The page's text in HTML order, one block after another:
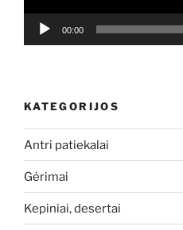
00:00
KATEGORIJOS
Antri patiekalai
Gėrimai
Kepiniai, desertai